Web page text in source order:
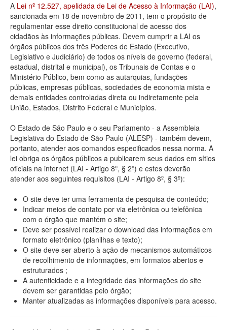
A Lei nº 12.527, apelidada de Lei de Acesso à Informação (LAI),
sancionada em 18 de novembro de 2011, tem o propósito de
regulamentar esse direito constitucional de acesso dos
cidadãos às informações públicas. Devem cumprir a LAI os
órgãos públicos dos três Poderes de Estado (Executivo,
Legislativo e Judiciário) de todos os níveis de governo (federal,
estadual, distrital e municipal), os Tribunais de Contas e o
Ministério Público, bem como as autarquias, fundações
públicas, empresas públicas, sociedades de economia mista e
demais entidades controladas direta ou indiretamente pela
União, Estados, Distrito Federal e Municípios.
O Estado de São Paulo e o seu Parlamento - a Assembleia
Legislativa do Estado de São Paulo (ALESP) - também devem,
portanto, atender aos comandos especificados nessa norma. A
lei obriga os órgãos públicos a publicarem seus dados em sítios
oficiais na internet (LAI - Artigo 8º, § 2º) e estes deverão
atender aos seguintes requisitos (LAI - Artigo 8º, § 3º):
O site deve ter uma ferramenta de pesquisa de conteúdo;
Indicar meios de contato por via eletrônica ou telefônica
com o órgão que mantém o site;
Deve ser possível realizar o download das informações em
formato eletrônico (planilhas e texto);
O site deve ser aberto à ação de mecanismos automáticos
de recolhimento de informações, em formatos abertos e
estruturados ;
A autenticidade e a integridade das informações do site
devem ser garantidas pelo órgão;
Manter atualizadas as informações disponíveis para acesso.